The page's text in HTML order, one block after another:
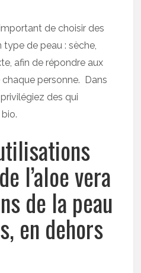
de choisir des
de peau : sèche,
afin de répondre aux
personne. Dans
des qui
l’aloe vera
de la peau
en dehors